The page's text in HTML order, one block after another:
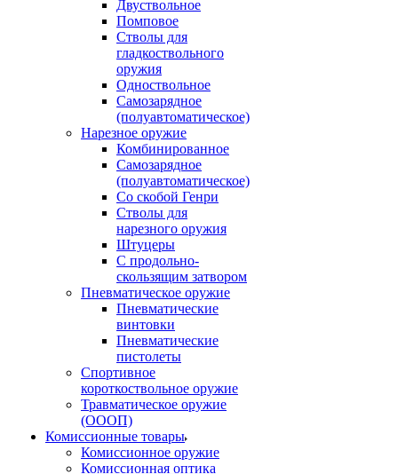
Двуствольное
Помповое
Стволы для
гладкоствольного
оружия
Одноствольное
Самозарядное
(полуавтоматическое)
Нарезное оружие
Комбинированное
Самозарядное
(полуавтоматическое)
Со скобой Генри
Стволы для
нарезного оружия
Штуцеры
С продольно-
скользящим затвором
Пневматическое оружие
Пневматические
винтовки
Пневматические
пистолеты
Спортивное
короткоствольное оружие
Травматическое оружие
(ОООП)
Комиссионные товары
Комиссионное оружие
Комиссионная оптика